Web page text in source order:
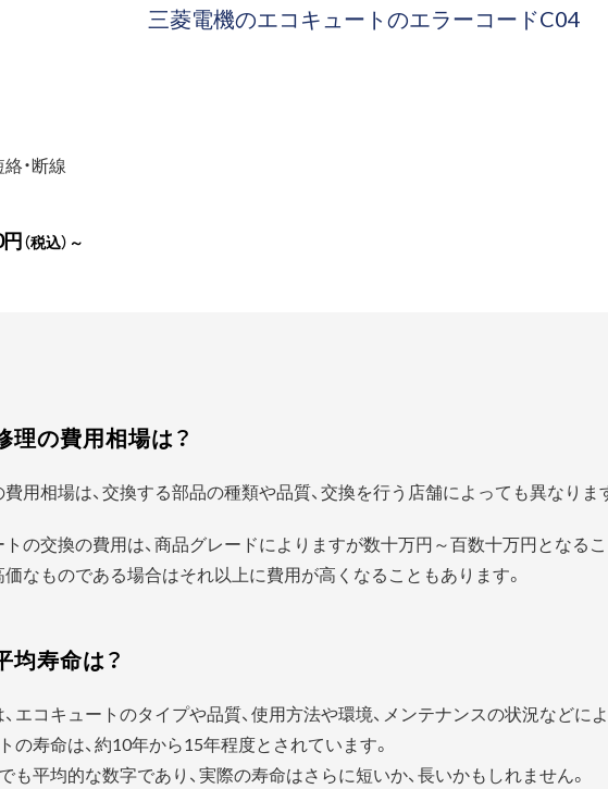
三菱電機のエコキュートのエラーコードC04
・断線
（税込）～
理の費用相場は？
用相場は、交換する部品の種類や品質、交換を行う店舗によっても異なりま
の交換の費用は、商品グレードによりますが数十万円～百数十万円となるこ
なものである場合はそれ以上に費用が高くなることもあります。
均寿命は？
エコキュートのタイプや品質、使用方法や環境、メンテナンスの状況などに
の寿命は、約10年から15年程度とされています。
も平均的な数字であり、実際の寿命はさらに短いか、長いかもしれません。